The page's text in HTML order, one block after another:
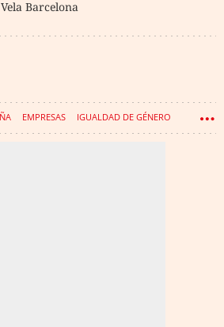
Barcelona
EMPRESAS IGUALDAD DE GÉNERO